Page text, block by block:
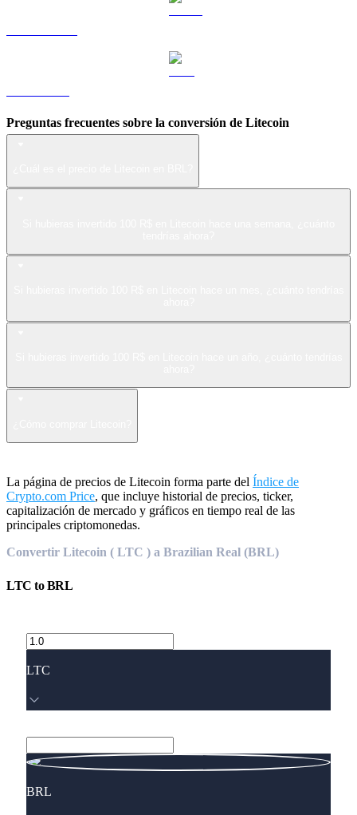
Preguntas frecuentes sobre la conversión de Litecoin
La página de precios de Litecoin forma parte del Índice de
Crypto.com Price, que incluye historial de precios, ticker,
capitalización de mercado y gráficos en tiempo real de las
principales criptomonedas.
Convertir Litecoin ( LTC ) a Brazilian Real (BRL)
LTC toBRL
LTC
BRL